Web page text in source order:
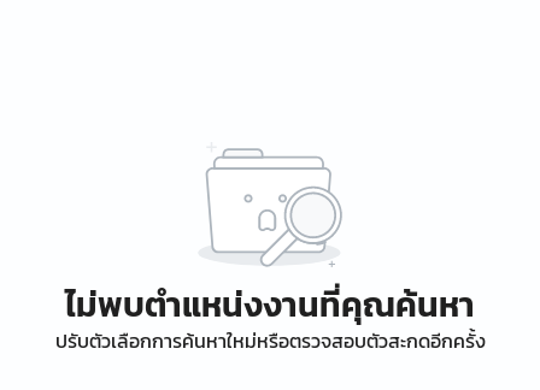
ไม่พบตำแหน่งงานที่คุณค้นหา
ปรับตัวเลือกการค้นหาใหม่หรือตรวจสอบตัวสะกดอีกครั้ง